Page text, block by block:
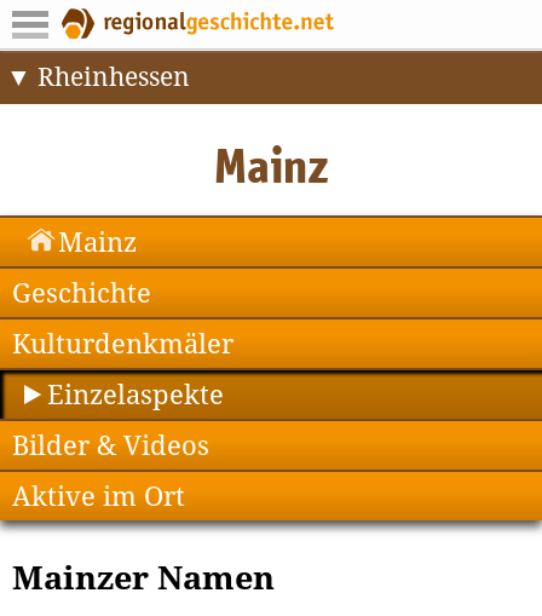
Rheinhessen
Mainz
Geschichte
Kulturdenkmäler
Einzelaspekte
Bilder & Videos
Aktive im Ort
Mainzer Namen